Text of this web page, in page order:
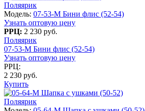
Поляярик
Модель: 07-53-M Бини флис (52-54)
Узнать оптовую цену
РРЦ: 2 230 руб.
Поляярик
07-53-M Бини флис (52-54)
Узнать оптовую цену
РРЦ:
2 230 руб.
Купить
Поляярик